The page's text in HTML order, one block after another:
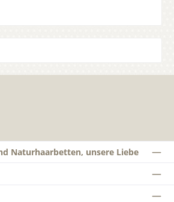
Naturhaarbetten, unsere Liebe